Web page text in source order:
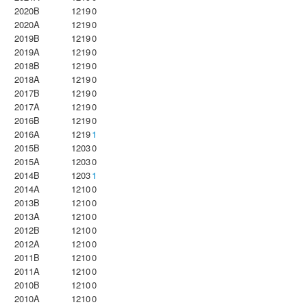
2020B
12190
2020A
12190
2019B
12190
2019A
12190
2018B
12190
2018A
12190
2017B
12190
2017A
12190
2016B
12190
2016A
12191
2015B
12030
2015A
12030
2014B
12031
2014A
12100
2013B
12100
2013A
12100
2012B
12100
2012A
12100
2011B
12100
2011A
12100
2010B
12100
2010A
12100